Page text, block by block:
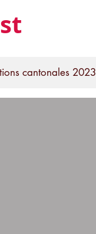
cantonales 2023